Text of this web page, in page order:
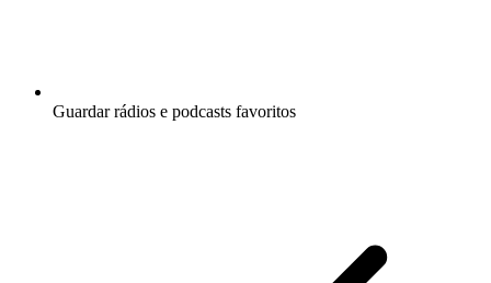
Guardar rádios e podcasts favoritos